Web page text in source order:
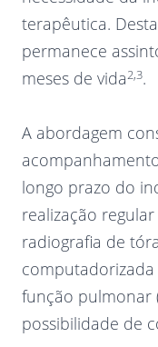
terapêutica.
permanece
meses de vida2,3.
A abordagem
longo prazo do
realização
radiografia de
computadorizada
função pulmonar
possibilidade de